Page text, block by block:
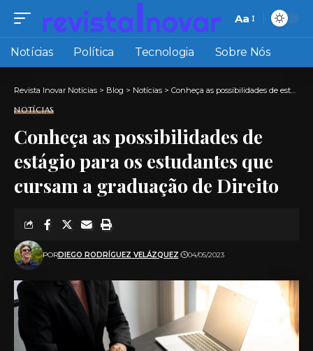
Font
Aa
Notícias Política Tecnologia Sobre Nós
Revista Inovar Notícias > Blog > Notícias > Conheça as possibilidades de estágio para os estudantes que cursam a graduação de Direito
NOTÍCIAS
Conheça as possibilidades de
estágio para os estudantes que
cursam a graduação de Direito
PORDIEGO RODRÍGUEZ VELÁZQUEZ 04/05/2023